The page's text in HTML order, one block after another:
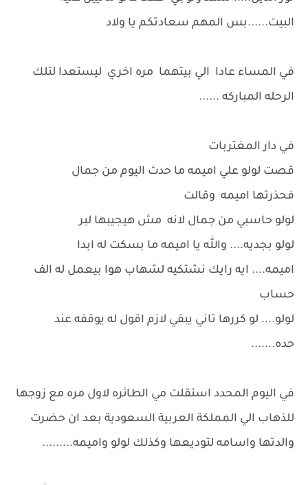
البيت......بس المهم سعادتكم يا ولاد
في المساء عادا الي بيتهما مره اخري ليستعدا لتلك
الرحله المباركه ......
في دار المغتربات
قصت لولو علي اميمه ما حدث اليوم من جمال
فحذرتها اميمه وقالت
لولو حاسبي من جمال لانه مش هيجيبها لبر
لولو بجديه.... والله يا اميمه ما بسكت له ابدا
اميمه.... ايه رايك نشتكيه لشهاب هوا بيعمل له الف
حساب
لولو.... لو كررها تاني يبقي لازم اقول له يوقفه عند
حده.......
في اليوم المحدد استقلت مي الطائره لاول مره مع زوجها
للذهاب الي المملكة العربية السعودية بعد ان حضرت
والدتها واسامه لتوديعها وكذلك لولو واميمه.........